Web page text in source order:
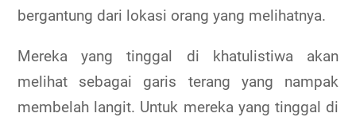
bergantung dari lokasi orang yang melihatnya.
Mereka yang tinggal di khatulistiwa akan
melihat sebagai garis terang yang nampak
membelah langit. Untuk mereka yang tinggal di